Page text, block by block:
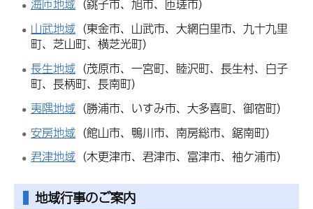
海匝地域 （銚子市、旭市、匝瑳市）
山武地域 （東金市、山武市、大網白里市、九十九里
町、芝山町、横芝光町）
長生地域 （茂原市、一宮町、睦沢町、長生村、白子
町、長柄町、長南町）
夷隅地域 （勝浦市、いすみ市、大多喜町、御宿町）
安房地域 （館山市、鴨川市、南房総市、鋸南町）
君津地域 （木更津市、君津市、富津市、袖ケ浦市）
地域行事のご案内